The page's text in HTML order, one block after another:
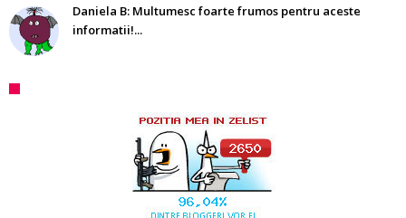
Daniela B: Multumesc foarte frumos pentru aceste
informatii!...